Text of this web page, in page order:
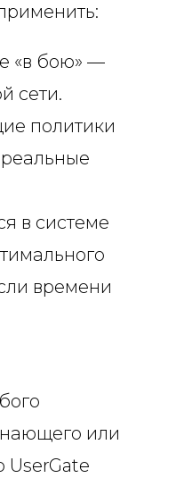
«в бою» —
сети.
политики
в системе
времени
или
UserGate